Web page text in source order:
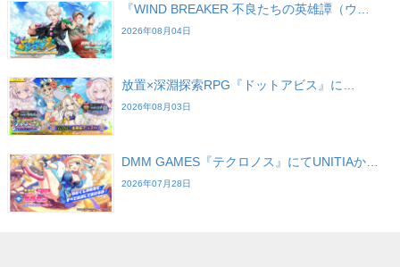
『WIND BREAKER 不良たちの英雄譚（ウ…
2026年08月04日
放置×深淵探索RPG『ドットアビス』に…
2026年08月03日
DMM GAMES『テクロノス』にてUNITIAか…
2026年07月28日